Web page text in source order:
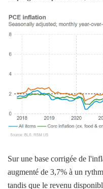
Sur une base corrigée de
augmenté de 3,7% à un
tandis que le revenu